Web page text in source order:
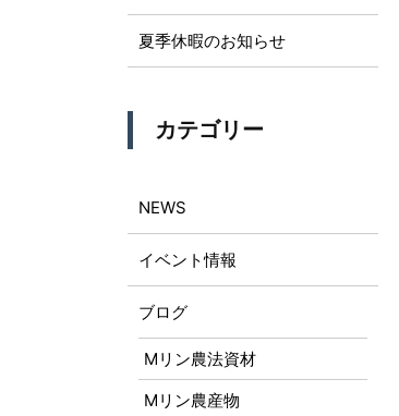
夏季休暇のお知らせ
カテゴリー
NEWS
イベント情報
ブログ
Mリン農法資材
Mリン農産物